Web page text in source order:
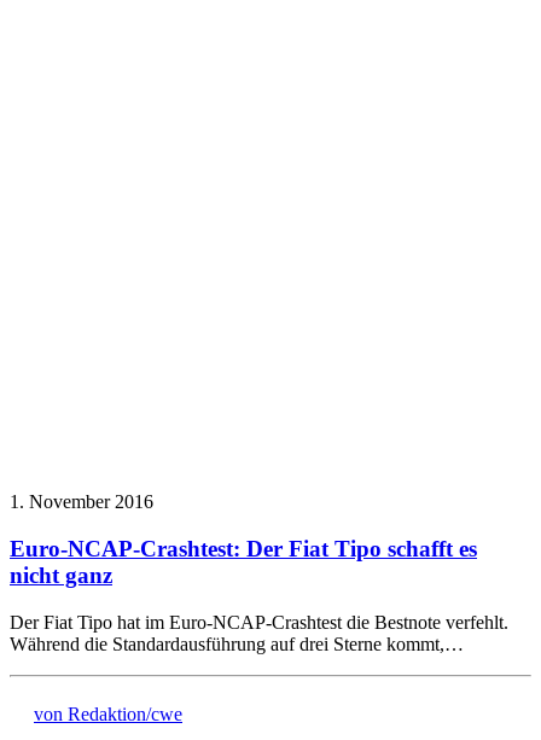
1. November 2016
Euro-NCAP-Crashtest: Der Fiat Tipo schafft es
nicht ganz
Der Fiat Tipo hat im Euro-NCAP-Crashtest die Bestnote verfehlt.
Während die Standardausführung auf drei Sterne kommt,…
von Redaktion/cwe